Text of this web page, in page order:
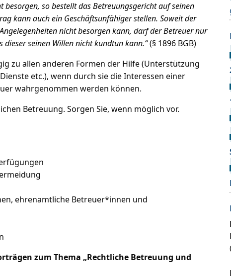
so bestellt das Betreuungsgericht auf seinen
kann auch ein Geschäftsunfähiger stellen. Soweit der
nicht besorgen kann, darf der Betreuer nur
seinen Willen nicht kundtun kann.“(§ 1896 BGB)
zu allen anderen Formen der Hilfe (Unterstützung
etc.), wenn durch sie die Interessen einer
wahrgenommen werden können.
Betreuung. Sorgen Sie, wenn möglich vor.
ehrenamtliche Betreuer*innen und
zum Thema „Rechtliche Betreuung und